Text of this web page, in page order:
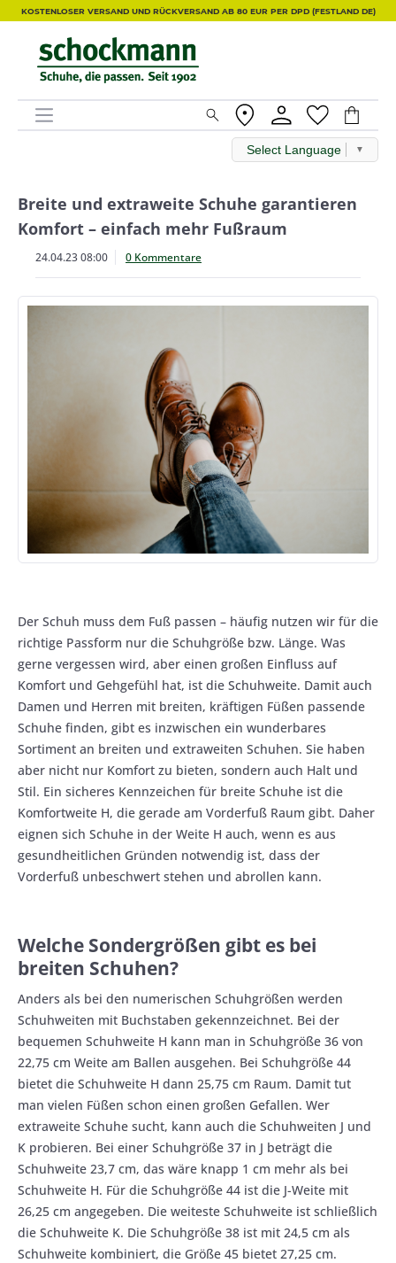
KOSTENLOSER VERSAND UND RÜCKVERSAND AB 80 EUR PER DPD (FESTLAND DE)
Select Language ▼
Breite und extraweite Schuhe garantieren
Komfort – einfach mehr Fußraum
24.04.23 08:00 0 Kommentare
Der Schuh muss dem Fuß passen – häufig nutzen wir für die
richtige Passform nur die Schuhgröße bzw. Länge. Was
gerne vergessen wird, aber einen großen Einfluss auf
Komfort und Gehgefühl hat, ist die Schuhweite. Damit auch
Damen und Herren mit breiten, kräftigen Füßen passende
Schuhe finden, gibt es inzwischen ein wunderbares
Sortiment an breiten und extraweiten Schuhen. Sie haben
aber nicht nur Komfort zu bieten, sondern auch Halt und
Stil. Ein sicheres Kennzeichen für breite Schuhe ist die
Komfortweite H, die gerade am Vorderfuß Raum gibt. Daher
eignen sich Schuhe in der Weite H auch, wenn es aus
gesundheitlichen Gründen notwendig ist, dass der
Vorderfuß unbeschwert stehen und abrollen kann.
Welche Sondergrößen gibt es bei
breiten Schuhen?
Anders als bei den numerischen Schuhgrößen werden
Schuhweiten mit Buchstaben gekennzeichnet. Bei der
bequemen Schuhweite H kann man in Schuhgröße 36 von
22,75 cm Weite am Ballen ausgehen. Bei Schuhgröße 44
bietet die Schuhweite H dann 25,75 cm Raum. Damit tut
man vielen Füßen schon einen großen Gefallen. Wer
extraweite Schuhe sucht, kann auch die Schuhweiten J und
K probieren. Bei einer Schuhgröße 37 in J beträgt die
Schuhweite 23,7 cm, das wäre knapp 1 cm mehr als bei
Schuhweite H. Für die Schuhgröße 44 ist die J-Weite mit
26,25 cm angegeben. Die weiteste Schuhweite ist schließlich
die Schuhweite K. Die Schuhgröße 38 ist mit 24,5 cm als
Schuhweite kombiniert, die Größe 45 bietet 27,25 cm.